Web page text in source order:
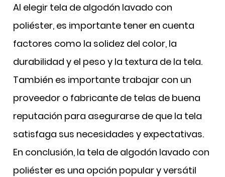
Al elegir tela de algodón lavado con
poliéster, es importante tener en cuenta
factores como la solidez del color, la
durabilidad y el peso y la textura de la tela.
También es importante trabajar con un
proveedor o fabricante de telas de buena
reputación para asegurarse de que la tela
satisfaga sus necesidades y expectativas.
En conclusión, la tela de algodón lavado con
poliéster es una opción popular y versátil